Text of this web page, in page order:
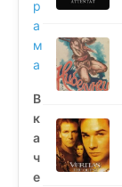
р
а
м
а
В
к
а
ч
е